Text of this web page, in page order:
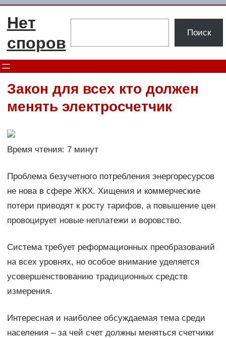
Перейти
Нет
споров
Поиск
Закон для всех кто должен
менять электросчетчик
Время чтения: 7 минут
Проблема безучетного потребления энергоресурсов
не нова в сфере ЖКХ. Хищения и коммерческие
потери приводят к росту тарифов, а повышение цен
провоцирует новые неплатежи и воровство.
Система требует реформационных преобразований
на всех уровнях, но особое внимание уделяется
усовершенствованию традиционных средств
измерения.
Интересная и наиболее обсуждаемая тема среди
населения – за чей счет должны меняться счетчики